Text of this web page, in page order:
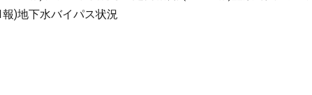
)地下水バイパス状況